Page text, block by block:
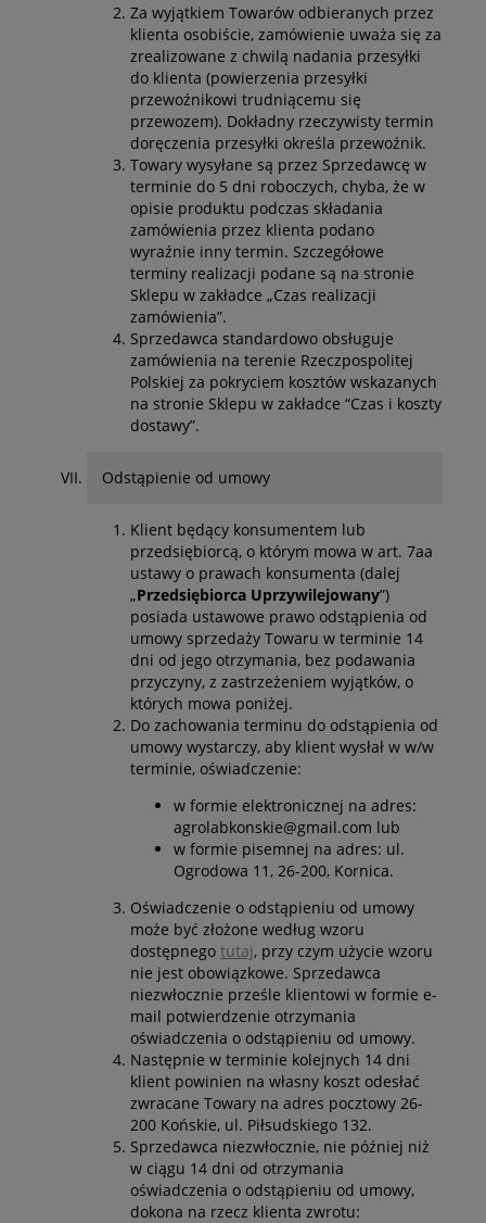
Za wyjątkiem Towarów odbieranych przez
klienta osobiście, zamówienie uważa się za
zrealizowane z chwilą nadania przesyłki
do klienta (powierzenia przesyłki
przewoźnikowi trudniącemu się
przewozem). Dokładny rzeczywisty termin
doręczenia przesyłki określa przewoźnik.
Towary wysyłane są przez Sprzedawcę w
terminie do 5 dni roboczych, chyba, że w
opisie produktu podczas składania
zamówienia przez klienta podano
wyraźnie inny termin. Szczegółowe
terminy realizacji podane są na stronie
Sklepu w zakładce „Czas realizacji
zamówienia”.
Sprzedawca standardowo obsługuje
zamówienia na terenie Rzeczpospolitej
Polskiej za pokryciem kosztów wskazanych
na stronie Sklepu w zakładce “Czas i koszty
dostawy”.
Odstąpienie od umowy
Klient będący konsumentem lub
przedsiębiorcą, o którym mowa w art. 7aa
ustawy o prawach konsumenta (dalej
„Przedsiębiorca Uprzywilejowany”)
posiada ustawowe prawo odstąpienia od
umowy sprzedaży Towaru w terminie 14
dni od jego otrzymania, bez podawania
przyczyny, z zastrzeżeniem wyjątków, o
których mowa poniżej.
Do zachowania terminu do odstąpienia od
umowy wystarczy, aby klient wysłał w w/w
terminie, oświadczenie:
w formie elektronicznej na adres:
agrolabkonskie@gmail.com lub
w formie pisemnej na adres: ul.
Ogrodowa 11, 26-200, Kornica.
Oświadczenie o odstąpieniu od umowy
może być złożone według wzoru
dostępnego tutaj, przy czym użycie wzoru
nie jest obowiązkowe. Sprzedawca
niezwłocznie prześle klientowi w formie e-
mail potwierdzenie otrzymania
oświadczenia o odstąpieniu od umowy.
Następnie w terminie kolejnych 14 dni
klient powinien na własny koszt odesłać
zwracane Towary na adres pocztowy 26-
200 Końskie, ul. Piłsudskiego 132.
Sprzedawca niezwłocznie, nie później niż
w ciągu 14 dni od otrzymania
oświadczenia o odstąpieniu od umowy,
dokona na rzecz klienta zwrotu: